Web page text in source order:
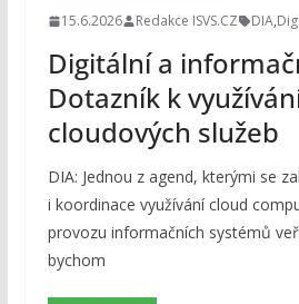
15.6.2026 Redakce ISVS.CZ DIA,
Digitální a
Dotazník k
cloudových služeb
DIA: Jednou z agend, kterými se
i koordinace využívání cloud
provozu informačních systémů
bychom